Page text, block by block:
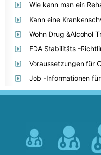
Wie kann man ein
Wohn Drug &Alcohol
FDA Stabilitäts -
Job -Informationen